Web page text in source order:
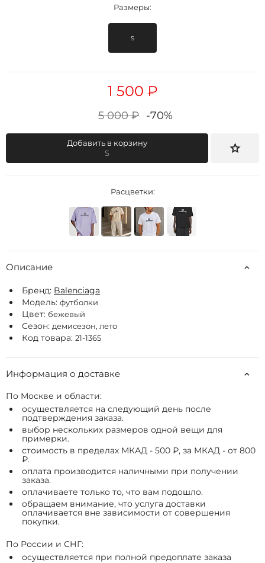
Размеры:
S
1 500 ₽
5 000 ₽ -70%
Добавить в корзину
S
Расцветки:
Описание
Бренд: Balenciaga
Модель: футболки
Цвет: бежевый
Сезон: демисезон, лето
Код товара: 21-1365
Информация о доставке
По Москве и области:
осуществляется на следующий день после
подтверждения заказа.
выбор нескольких размеров одной вещи для
примерки.
стоимость в пределах МКАД - 500 ₽, за МКАД - от 800
₽.
оплата производится наличными при получении
заказа.
оплачиваете только то, что вам подошло.
обращаем внимание, что услуга доставки
оплачивается вне зависимости от совершения
покупки.
По России и СНГ:
осуществляется при полной предоплате заказа